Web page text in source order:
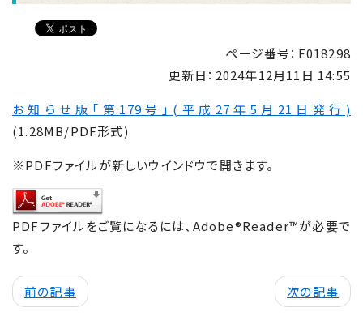
ページ番号：E018298
更新日： 2024年12月11日 14:55
お知らせ版「第179号」(平成27年5月21日発行)
(1.28MB/PDF形式)
※PDFファイルが新しいウインドウで開きます。
PDFファイルをご覧になるには、Adobe®Reader™が必要で
す。
前の記事 次の記事